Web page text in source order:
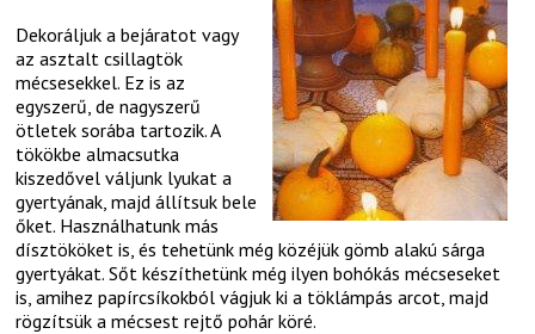
Dekoráljuk a bejáratot vagy
az asztalt csillagtök
mécsesekkel. Ez is az
egyszerű, de nagyszerű
ötletek sorába tartozik. A
tökökbe almacsutka
kiszedővel váljunk lyukat a
gyertyának, majd állítsuk bele
őket. Használhatunk más
dísztököket is, és tehetünk még közéjük gömb alakú sárga
gyertyákat. Sőt készíthetünk még ilyen bohókás mécseseket
is, amihez papírcsíkokból vágjuk ki a töklámpás arcot, majd
rögzítsük a mécsest rejtő pohár köré.